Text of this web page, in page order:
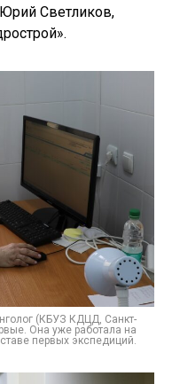
Светликов,
(КБУЗ КДЦД, Санкт-
Она уже работала на
первых экспедиций.